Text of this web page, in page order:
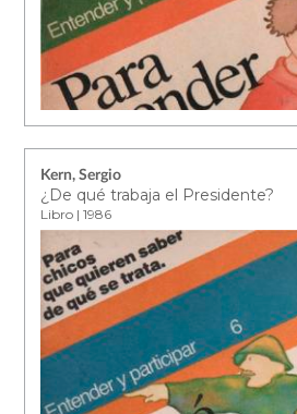
Kern, Sergio
¿De qué trabaja el Presidente?
Libro | 1986